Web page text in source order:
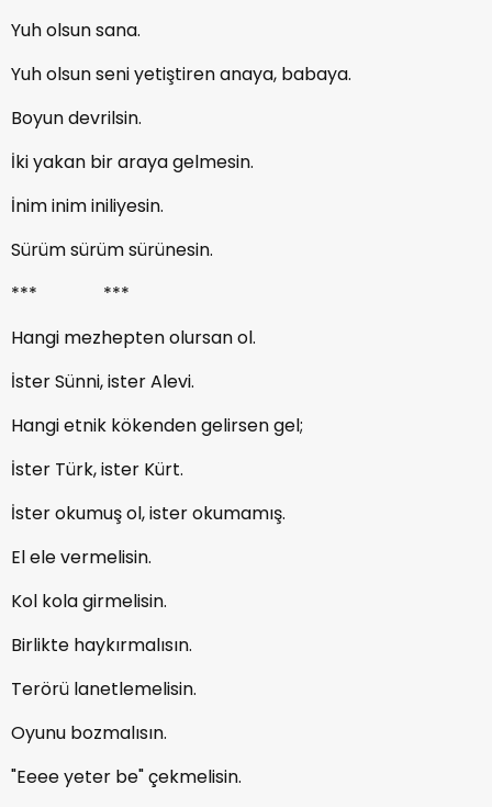
Yuh olsun sana.
Yuh olsun seni yetiştiren anaya, babaya.
Boyun devrilsin.
İki yakan bir araya gelmesin.
İnim inim iniliyesin.
Sürüm sürüm sürünesin.
*** ***
Hangi mezhepten olursan ol.
İster Sünni, ister Alevi.
Hangi etnik kökenden gelirsen gel;
İster Türk, ister Kürt.
İster okumuş ol, ister okumamış.
El ele vermelisin.
Kol kola girmelisin.
Birlikte haykırmalısın.
Terörü lanetlemelisin.
Oyunu bozmalısın.
"Eeee yeter be" çekmelisin.